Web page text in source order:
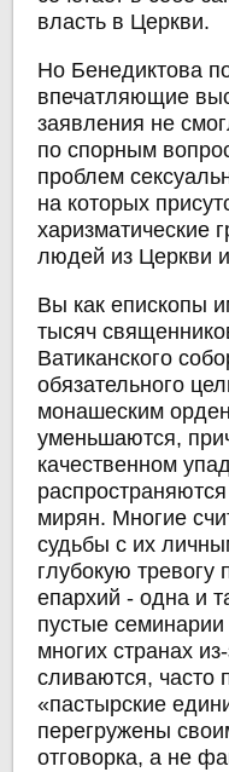
власть в Церкви.
Но Бенедиктова
впечатляющие
заявления не
по спорным
проблем
на которых
харизматические
людей из Церкви
Вы как епископы
тысяч
Ватиканского
обязательного
монашеским
уменьшаются,
качественном
мирян. Многие
судьбы с их
глубокую
епархий - одна и
пустые
многих странах
сливаются, часто
«пастырские
перегружены
отговорка, а не